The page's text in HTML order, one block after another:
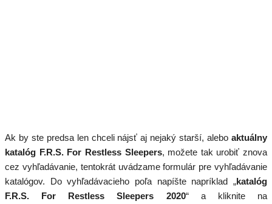
Ak by ste predsa len chceli nájsť aj nejaký starší, alebo aktuálny
katalóg F.R.S. For Restless Sleepers, možete tak urobiť znova
cez vyhľadávanie, tentokrát uvádzame formulár pre vyhľadávanie
katalógov. Do vyhľadávacieho poľa napíšte napríklad „katalóg
F.R.S. For Restless Sleepers 2020“ a kliknite na